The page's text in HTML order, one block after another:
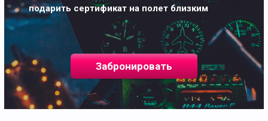
подарить сертификат на полет близким
Забронировать